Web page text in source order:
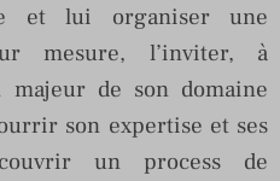
et lui organiser une
mesure, l’inviter, à
majeur de son domaine
son expertise et ses
un process de